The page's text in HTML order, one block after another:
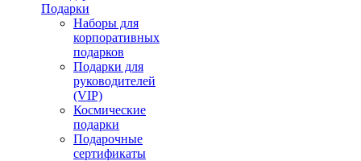
Подарки
Наборы для
корпоративных
подарков
Подарки для
руководителей
(VIP)
Космические
подарки
Подарочные
сертификаты